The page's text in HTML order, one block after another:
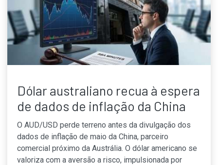
Dólar australiano recua à espera
de dados de inflação da China
O AUD/USD perde terreno antes da divulgação dos
dados de inflação de maio da China, parceiro
comercial próximo da Austrália. O dólar americano se
valoriza com a aversão a risco, impulsionada por